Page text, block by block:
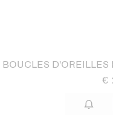
BOUCLES
€